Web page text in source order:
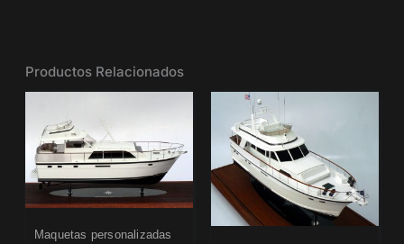
Productos Relacionados
Maquetas personalizadas